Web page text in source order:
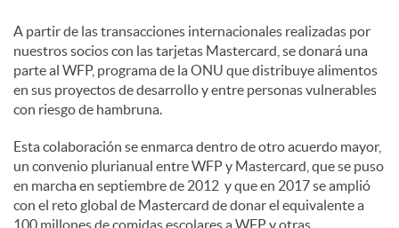
A partir de las transacciones internacionales realizadas por
nuestros socios con las tarjetas Mastercard, se donará una
parte al WFP, programa de la ONU que distribuye alimentos
en sus proyectos de desarrollo y entre personas vulnerables
con riesgo de hambruna.
Esta colaboración se enmarca dentro de otro acuerdo mayor,
un convenio plurianual entre WFP y Mastercard, que se puso
en marcha en septiembre de 2012 y que en 2017 se amplió
con el reto global de Mastercard de donar el equivalente a
100 millones de comidas escolares a WFP y otras